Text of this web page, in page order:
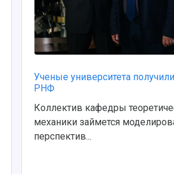
Ученые университета
РНФ
Коллектив кафедры
механики займется
перспектив...